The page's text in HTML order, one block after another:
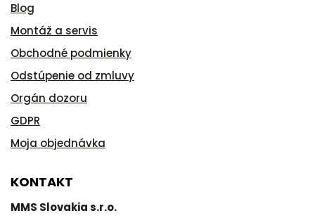
Blog
Montáž a servis
Obchodné podmienky
Odstúpenie od zmluvy
Orgán dozoru
GDPR
Moja objednávka
KONTAKT
MMS Slovakia s.r.o.